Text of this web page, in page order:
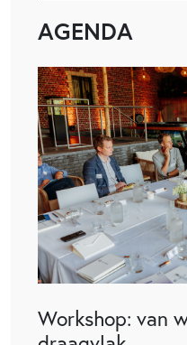
AGENDA
Workshop: van